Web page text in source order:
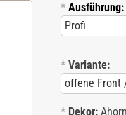
* Ausführung:
* Variante:
* Dekor: Ahorn